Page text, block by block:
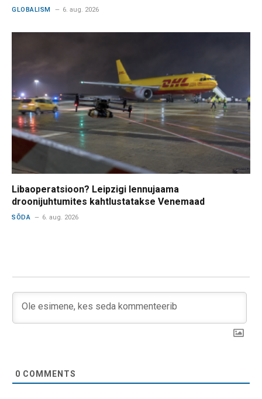
GLOBALISM 6. aug. 2026
Libaoperatsioon? Leipzigi lennujaama
droonijuhtumites kahtlustatakse Venemaad
SÕDA 6. aug. 2026
0 COMMENTS